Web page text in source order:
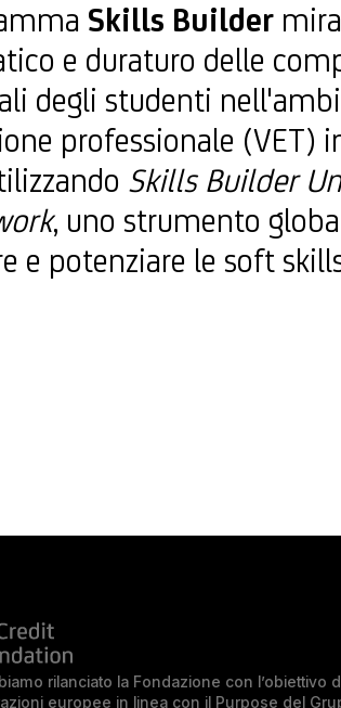
Skills Builder
e duraturo delle
degli studenti
professionale (VET)
Skills Builder
, uno strumento
e potenziare le soft
rilanciato la Fondazione con l’obiettivo
europee in linea con il Purpose del